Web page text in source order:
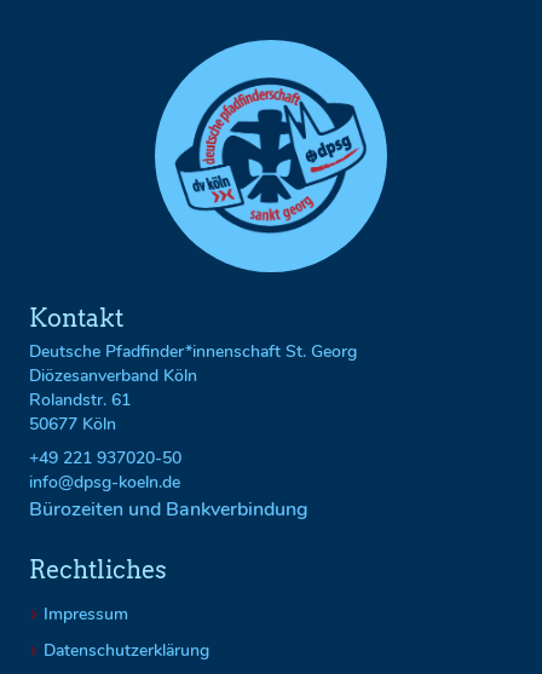
Kontakt
Deutsche Pfadfinder*innenschaft St. Georg
Diözesanverband Köln
Rolandstr. 61
50677 Köln
+49 221 937020-50
info@dpsg-koeln.de
Bürozeiten und Bankverbindung
Rechtliches
Impressum
Datenschutzerklärung